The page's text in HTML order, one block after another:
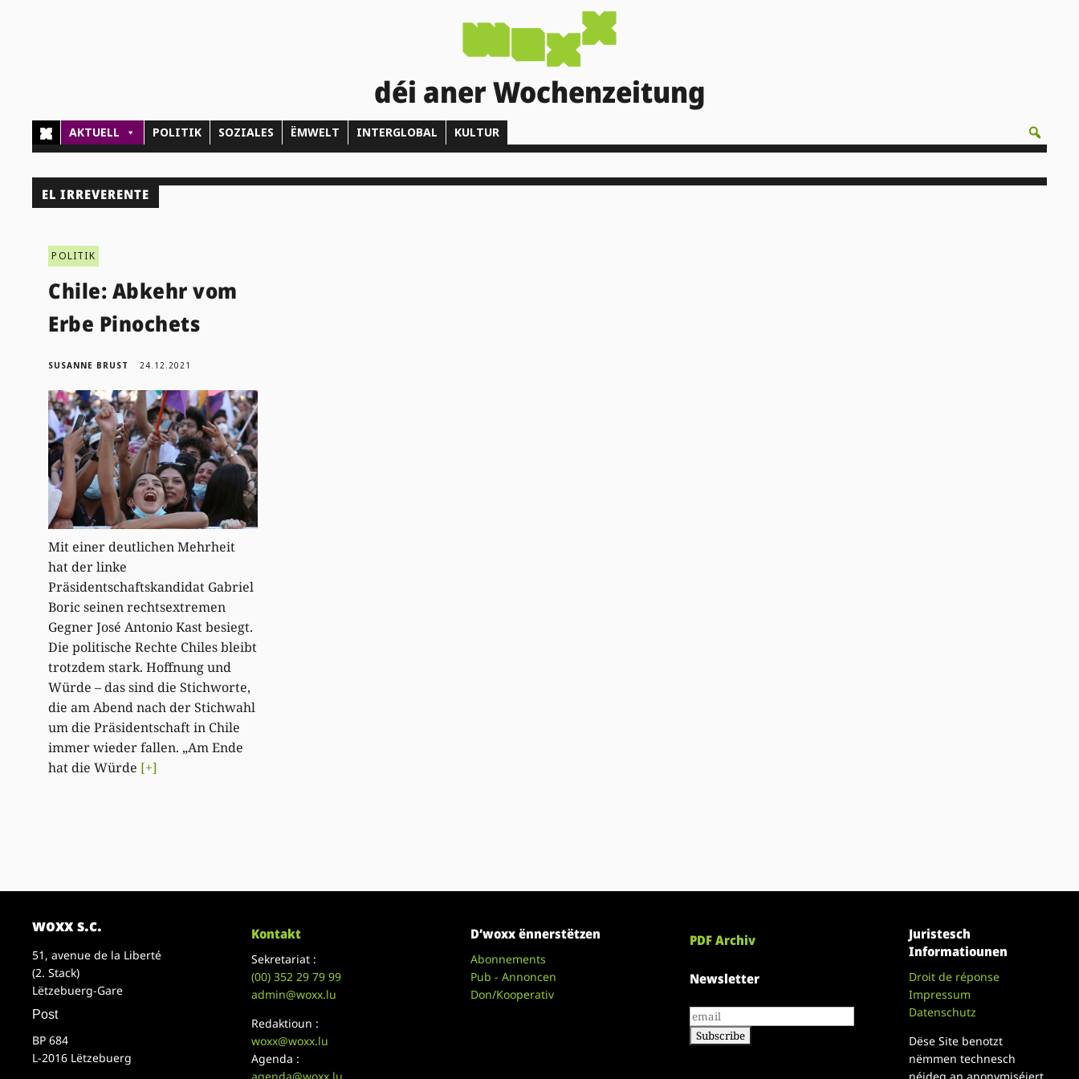
déi aner Wochenzeitung
AKTUELL POLITIK SOZIALES ËMWELT INTERGLOBAL KULTUR
EL IRREVERENTE
POLITIK
Chile: Abkehr vom
Erbe Pinochets
SUSANNE BRUST 24.12.2021
Mit einer deutlichen Mehrheit
hat der linke
Präsidentschaftskandidat Gabriel
Boric seinen rechtsextremen
Gegner José Antonio Kast besiegt.
Die politische Rechte Chiles bleibt
trotzdem stark. Hoffnung und
Würde – das sind die Stichworte,
die am Abend nach der Stichwahl
um die Präsidentschaft in Chile
immer wieder fallen. „Am Ende
hat die Würde [+]
woxx s.c.
51, avenue de la Liberté
(2. Stack)
Lëtzebuerg-Gare
Post
BP 684
L-2016 Lëtzebuerg
Kontakt
Sekretariat :
(00)352 29 79 99
admin@woxx.lu
Redaktioun :
woxx@woxx.lu
Agenda :
D’woxx ënnerstëtzen
Abonnements
Pub - Annoncen
Don/Kooperativ
PDF Archiv
Newsletter
Juristesch
Informatiounen
Droit de réponse
Impressum
Datenschutz
Dëse Site benotzt
nëmmen technesch